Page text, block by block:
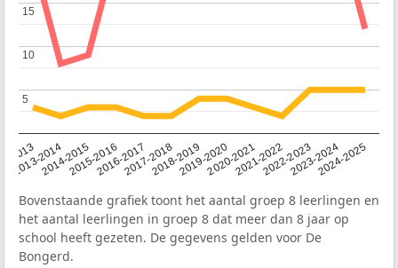
2013
2013-2014
2014-20152015-20162016-20172017-20182018-20192019-20202020-20212021-20222022-20232023-20242024-2025
5
5
10
10
15
15
Bovenstaande grafiek toont het aantal groep 8 leerlingen en
het aantal leerlingen in groep 8 dat meer dan 8 jaar op
school heeft gezeten. De gegevens gelden voor De
Bongerd.